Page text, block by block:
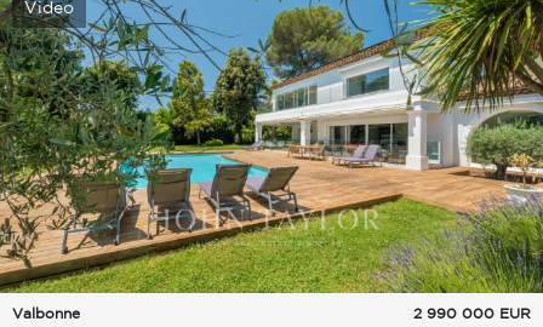
Video
Valbonne 2 990 000 EUR